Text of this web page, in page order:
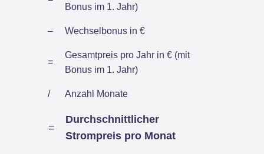
Bonus im 1. Jahr)
– Wechselbonus in €
=
Gesamtpreis pro Jahr in € (mit
Bonus im 1. Jahr)
/ Anzahl Monate
=
Durchschnittlicher
Strompreis pro Monat